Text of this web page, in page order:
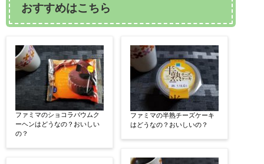
おすすめはこちら
ファミマのショコラバウムク
ーヘンはどうなの？おいしい
の？
ファミマの半熟チーズケーキ
はどうなの？おいしいの？